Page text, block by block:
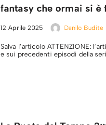
fantasy che ormai si è
12 Aprile 2025 Danilo Budite
Salva l’articolo ATTENZIONE:
e sui precedenti episodi della